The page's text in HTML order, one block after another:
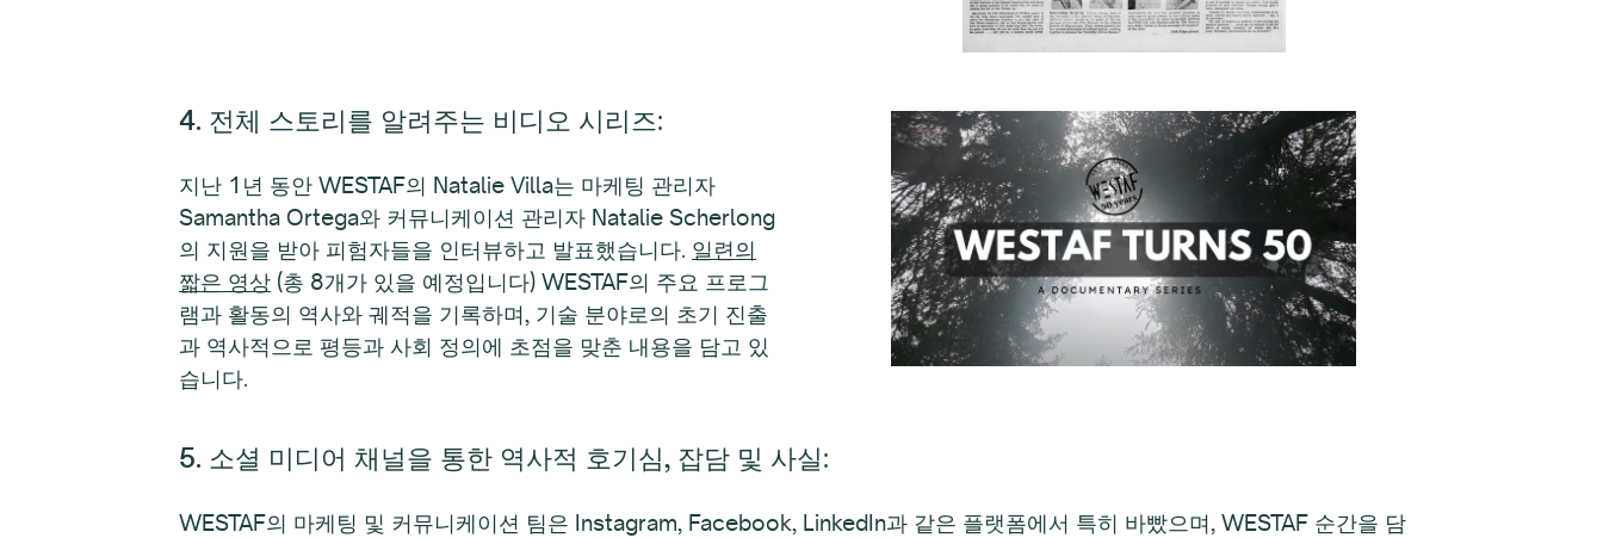
4. 전체 스토리를 알려주는 비디오 시리즈:
지난 1년 동안 WESTAF의 Natalie Villa는 마케팅 관리자
Samantha Ortega와 커뮤니케이션 관리자 Natalie Scherlong
의 지원을 받아 피험자들을 인터뷰하고 발표했습니다. 일련의
짧은 영상 (총 8개가 있을 예정입니다) WESTAF의 주요 프로그
램과 활동의 역사와 궤적을 기록하며, 기술 분야로의 초기 진출
과 역사적으로 평등과 사회 정의에 초점을 맞춘 내용을 담고 있
습니다.
5. 소셜 미디어 채널을 통한 역사적 호기심, 잡담 및 사실:
WESTAF의 마케팅 및 커뮤니케이션 팀은 Instagram, Facebook, LinkedIn과 같은 플랫폼에서 특히 바빴으며, WESTAF 순간을 담